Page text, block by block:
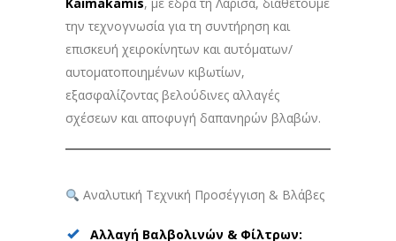
την τεχνογνωσία για τη συντήρηση και
επισκευή χειροκίνητων και αυτόματων/
αυτοματοποιημένων κιβωτίων,
εξασφαλίζοντας βελούδινες αλλαγές
σχέσεων και αποφυγή δαπανηρών βλαβών.
Αναλυτική Τεχνική Προσέγγιση & Βλάβες
Αλλαγή Βαλβολινών & Φίλτρων: